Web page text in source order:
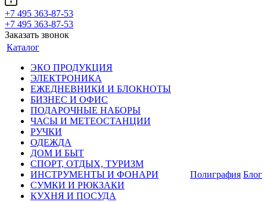
+7 495 363-87-53
+7 495 363-87-53
Заказать звонок
Каталог
ЭКО ПРОДУКЦИЯ
ЭЛЕКТРОНИКА
ЕЖЕДНЕВНИКИ И БЛОКНОТЫ
БИЗНЕС И ОФИС
ПОДАРОЧНЫЕ НАБОРЫ
ЧАСЫ И МЕТЕОСТАНЦИИ
РУЧКИ
ОДЕЖДА
ДОМ И БЫТ
СПОРТ, ОТДЫХ, ТУРИЗМ
ИНСТРУМЕНТЫ И ФОНАРИ
СУМКИ И РЮКЗАКИ
КУХНЯ И ПОСУДА
Полиграфия Блог